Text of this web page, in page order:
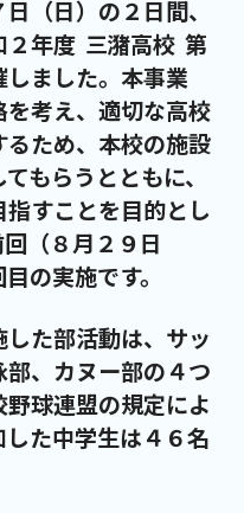
（日）の２日間、
２年度 三潴高校 第
しました。本事業
考え、適切な高校
ため、本校の施設
もらうとともに、
すことを目的とし
（８月２９日
の実施です。
した部活動は、サッ
、カヌー部の４つ
球連盟の規定によ
た中学生は４６名